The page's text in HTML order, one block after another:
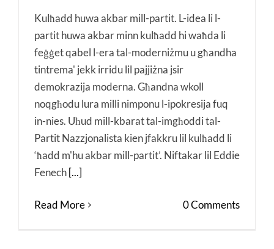
Kulħadd huwa akbar mill-partit. L-idea li l-
partit huwa akbar minn kulħadd hi waħda li
feġġet qabel l-era tal-moderniżmu u għandha
tintrema' jekk irridu lil pajjiżna jsir
demokrazija moderna. Għandna wkoll
noqgħodu lura milli nimponu l-ipokresija fuq
in-nies. Uħud mill-kbarat tal-imgħoddi tal-
Partit Nazzjonalista kien jfakkru lil kulħadd li
‘ħadd m'hu akbar mill-partit’. Niftakar lil Eddie
Fenech [...]
Read More 0 Comments